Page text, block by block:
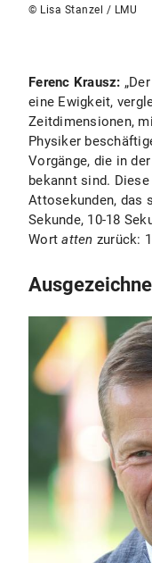
© Lisa Stanzel / LMU
Ferenc Krausz:
eine Ewigkeit,
Zeitdimensionen,
Physiker
Vorgänge, die in
bekannt sind.
Attosekunden, das
Sekunde, 10-18
Wortatten zurück: